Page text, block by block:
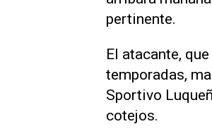
pertinente.
El atacante,
temporadas,
Sportivo
cotejos.